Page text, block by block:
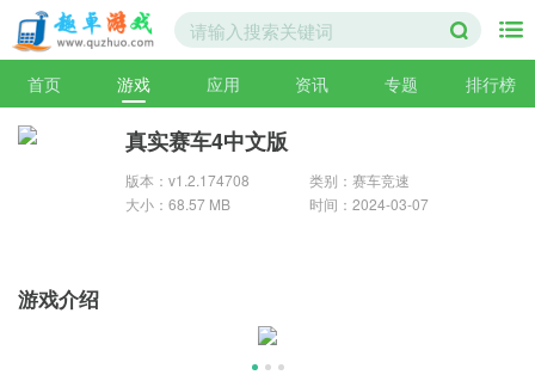
首页 游戏 应用 资讯 专题 排行榜
真实赛车4中文版
版本：v1.2.174708
类别：赛车竞速
大小：68.57 MB
时间：2024-03-07
游戏介绍